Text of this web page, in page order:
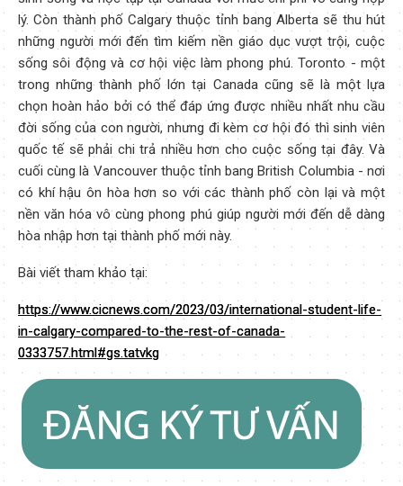
lý. Còn thành phố Calgary thuộc tỉnh bang Alberta sẽ thu hút
những người mới đến tìm kiếm nền giáo dục vượt trội, cuộc
sống sôi động và cơ hội việc làm phong phú. Toronto - một
trong những thành phố lớn tại Canada cũng sẽ là một lựa
chọn hoàn hảo bởi có thể đáp ứng được nhiều nhất nhu cầu
đời sống của con người, nhưng đi kèm cơ hội đó thì sinh viên
quốc tế sẽ phải chi trả nhiều hơn cho cuộc sống tại đây. Và
cuối cùng là Vancouver thuộc tỉnh bang British Columbia - nơi
có khí hậu ôn hòa hơn so với các thành phố còn lại và một
nền văn hóa vô cùng phong phú giúp người mới đến dễ dàng
hòa nhập hơn tại thành phố mới này.
Bài viết tham khảo tại:
https://www.cicnews.com/2023/03/international-student-life-
in-calgary-compared-to-the-rest-of-canada-
0333757.html#gs.tatvkg